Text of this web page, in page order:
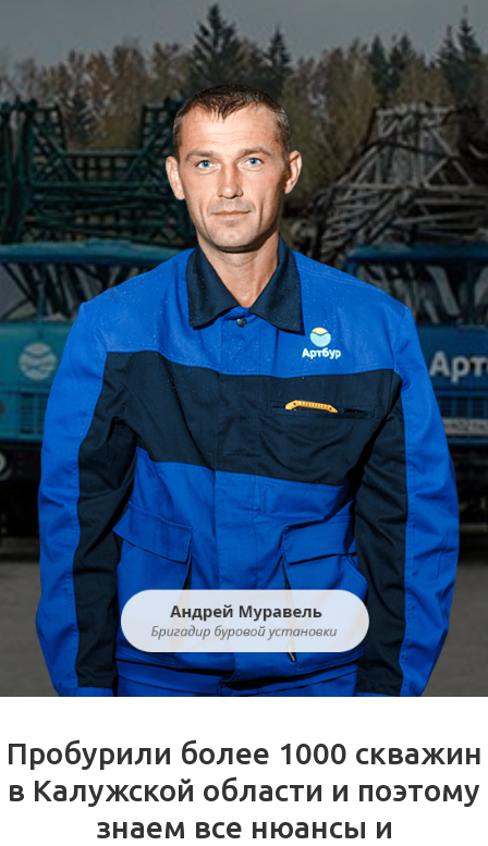
Пробурили более 1000 скважин
в Калужской области и поэтому
знаем все нюансы и